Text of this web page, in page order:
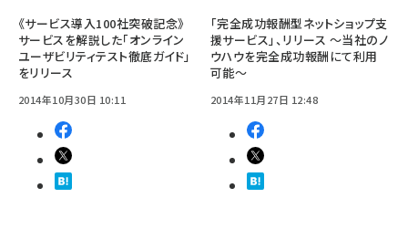
《サービス導入100社突破記念》
サービスを解説した「オンライン
ユーザビリティテスト徹底ガイド」
をリリース
2014年10月30日 10:11
「完全成功報酬型ネットショップ支
援サービス」、リリース ～当社のノ
ウハウを完全成功報酬にて利用
可能～
2014年11月27日 12:48